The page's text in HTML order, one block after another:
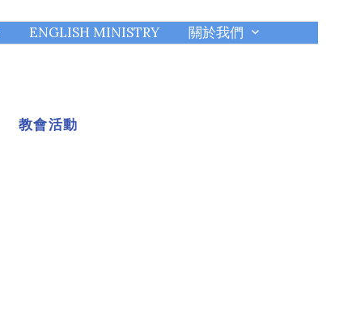
ENGLISH MINISTRY 關於我們
教會活動